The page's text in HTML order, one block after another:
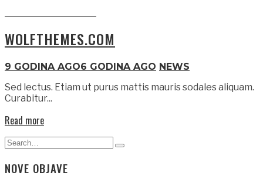
WOLFTHEMES.COM
9 GODINA AGO6 GODINA AGO NEWS
Sed lectus. Etiam ut purus mattis mauris sodales aliquam.
Curabitur...
Read more
Search
Type
NOVE OBJAVE